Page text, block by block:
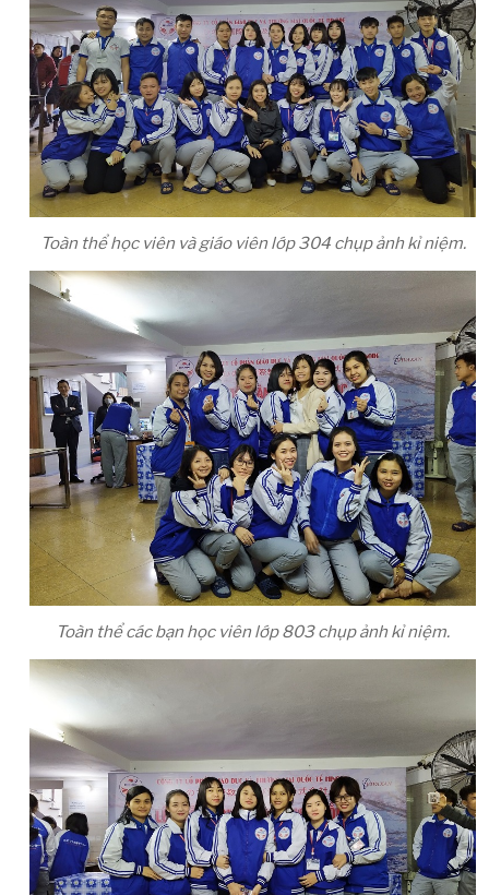
Toàn thể học viên và giáo viên lớp 304 chụp ảnh kỉ niệm.
Toàn thể các bạn học viên lớp 803 chụp ảnh kỉ niệm.